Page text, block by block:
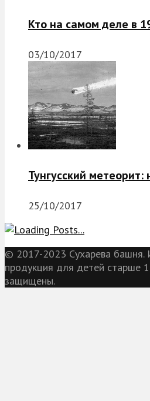
Кто на самом деле в
03/10/2017
Тунгусский
25/10/2017
© 2017-2023 Сухарева башня.
продукция для детей старше
защищены.